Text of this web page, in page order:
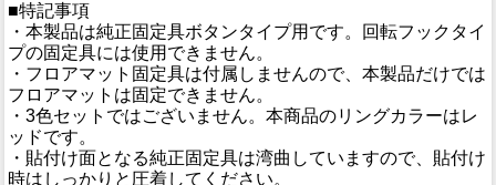
■特記事項
・本製品は純正固定具ボタンタイプ用です。回転フックタイ
プの固定具には使用できません。
・フロアマット固定具は付属しませんので、本製品だけでは
フロアマットは固定できません。
・3色セットではございません。本商品のリングカラーはレ
ッドです。
・貼付け面となる純正固定具は湾曲していますので、貼付け
時はしっかりと圧着してください。